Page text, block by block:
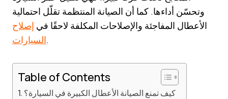
وتحسّن أداءها. كما أن الصيانة المنتظمة تقلّل احتمالية
الأعطال المفاجئة والإصلاحات المكلفة لاحقًا في إصلاح
السيارات.
Table of Contents
كيف تمنع الصيانة الأعطال الكبيرة في السيارة؟